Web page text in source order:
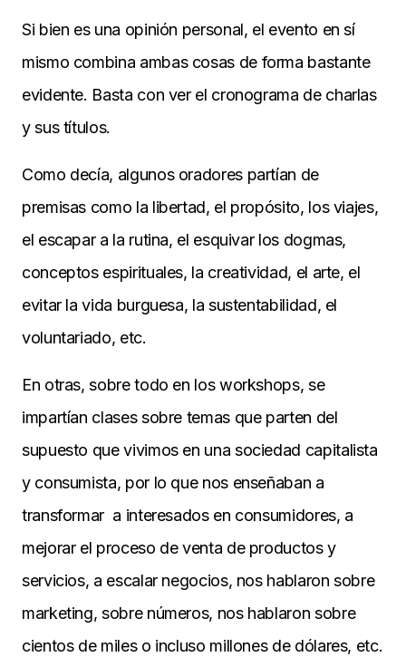
Si bien es una opinión personal, el evento en sí
mismo combina ambas cosas de forma bastante
evidente. Basta con ver el cronograma de charlas
y sus títulos.
Como decía, algunos oradores partían de
premisas como la libertad, el propósito, los viajes,
el escapar a la rutina, el esquivar los dogmas,
conceptos espirituales, la creatividad, el arte, el
evitar la vida burguesa, la sustentabilidad, el
voluntariado, etc.
En otras, sobre todo en los workshops, se
impartían clases sobre temas que parten del
supuesto que vivimos en una sociedad capitalista
y consumista, por lo que nos enseñaban a
transformar a interesados en consumidores, a
mejorar el proceso de venta de productos y
servicios, a escalar negocios, nos hablaron sobre
marketing, sobre números, nos hablaron sobre
cientos de miles o incluso millones de dólares, etc.